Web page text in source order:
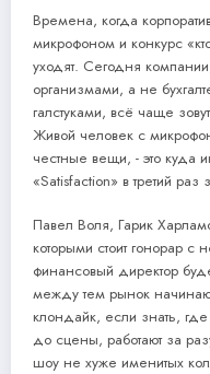
Времена, когда
микрофоном и конкурс
уходят. Сегодня
организмами, а не
галстуками, всё чаще
Живой человек с
честные вещи, - это куда
«Satisfaction» в третий раз
Павел Воля, Гарик
которыми стоит гонорар
финансовый директор
между тем рынок
клондайк, если знать,
до сцены, работают за
шоу не хуже именитых